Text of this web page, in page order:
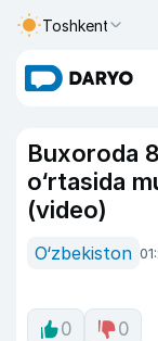
Toshkent
Buxoroda
o‘rtasida
(video)
O‘zbekiston
0 0